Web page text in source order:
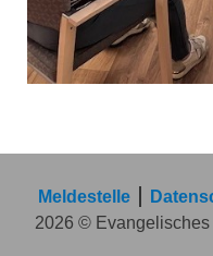
Meldestelle
2026 ©